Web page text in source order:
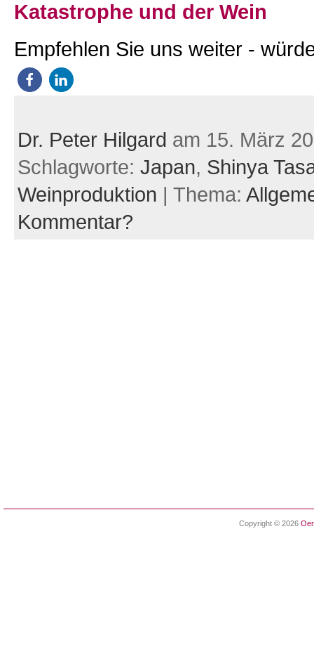
Katastrophe und der Wein
Empfehlen Sie uns weiter -
Dr. Peter Hilgard am 15. März
Schlagworte: Japan, Shinya
Weinproduktion | Thema:
Kommentar?
Copyright © 2026